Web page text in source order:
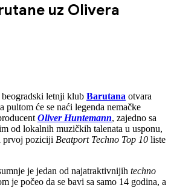
uz Olivera
letnji klub Barutana otvara
pultom će se naći legenda nemačke
Oliver Huntemann, zajedno sa
od lokalnih muzičkih talenata u usponu,
prvoj poziciji Beatport Techno Top 10 liste
je jedan od najatraktivnijih techno
je počeo da se bavi sa samo 14 godina, a